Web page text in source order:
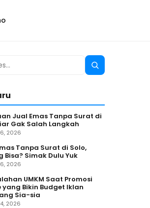
Search
Jual Emas Tanpa Surat di
Gak Salah Langkah
2026
Tanpa Surat di Solo,
Bisa? Simak Dulu Yuk
2026
UMKM Saat Promosi
yang Bikin Budget Iklan
Sia-sia
2026